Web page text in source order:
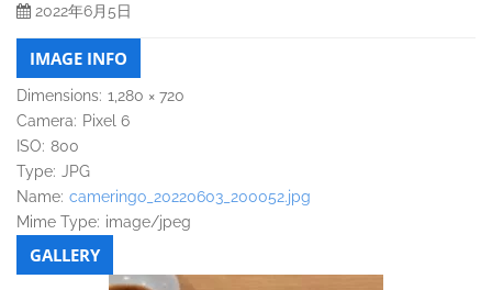
2022年6月5日
IMAGE INFO
Dimensions: 1,280 × 720
Camera: Pixel 6
ISO: 800
Type: JPG
Name: cameringo_20220603_200052.jpg
Mime Type: image/jpeg
GALLERY